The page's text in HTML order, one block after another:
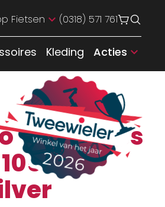
Fietsen (0318) 571 761
Kleding Acties
Shim cass
105 CS-